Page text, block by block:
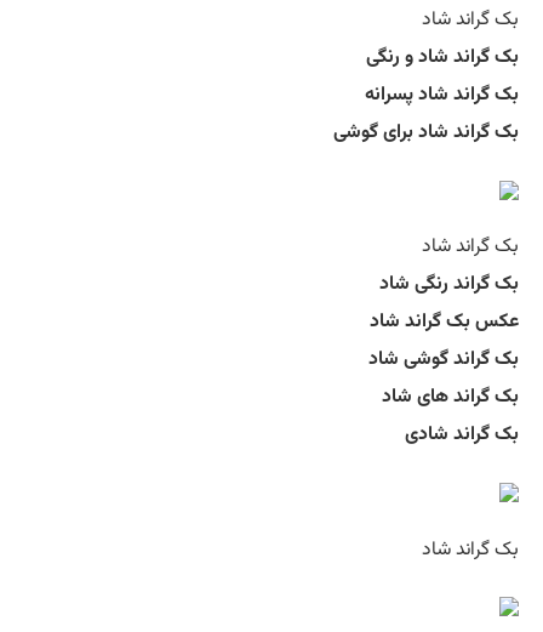
بک گراند شاد
بک گراند شاد و رنگی
بک گراند شاد پسرانه
بک گراند شاد برای گوشی
بک گراند شاد
بک گراند رنگی شاد
عکس بک گراند شاد
بک گراند گوشی شاد
بک گراند های شاد
بک گراند شادی
بک گراند شاد